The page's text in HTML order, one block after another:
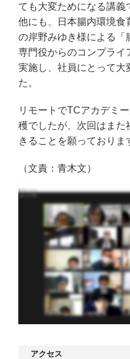
ても大変ためになる講義
他にも、日本腸内環境食
の岸野みゆき様による「
専門役からのコンプライ
実施し、社員にとって大
た。
リモートでTCアカデミ
穫でしたが、次回はまた
きることを願っておりま
（文責：青木文）
アクセス